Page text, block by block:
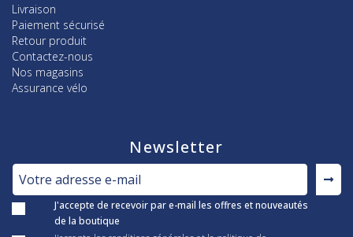
Livraison
Paiement sécurisé
Retour produit
Contactez-nous
Nos magasins
Assurance vélo
Newsletter
J'accepte de recevoir par e-mail les offres et nouveautés
de la boutique